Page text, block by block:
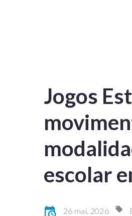
Jogos
escolar
26 mai, 2026